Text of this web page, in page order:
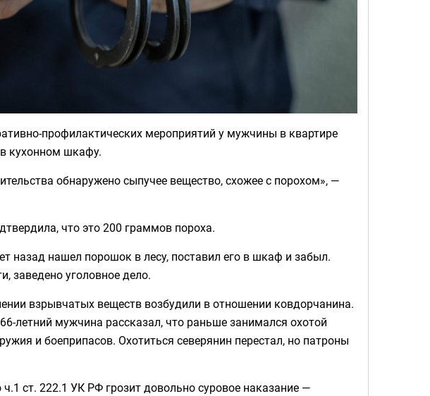
профилактических мероприятий у мужчины в квартире
кухонном шкафу.
обнаружено сыпучее вещество, схожее с порохом», —
что это 200 граммов пороха.
назад нашел порошок в лесу, поставил его в шкаф и забыл.
заведено уголовное дело.
взрывчатых веществ возбудили в отношении ковдорчанина.
летний мужчина рассказал, что раньше занимался охотой
и боеприпасов. Охотиться северянин перестал, но патроны
ст. 222.1 УК РФ грозит довольно суровое наказание —